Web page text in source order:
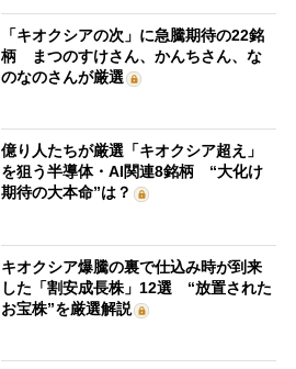
「キオクシアの次」に急騰期待の22銘
柄 まつのすけさん、かんちさん、な
のなのさんが厳選
億り人たちが厳選「キオクシア超え」
を狙う半導体・AI関連8銘柄 “大化け
期待の大本命”は？
キオクシア爆騰の裏で仕込み時が到来
した「割安成長株」12選 “放置された
お宝株”を厳選解説